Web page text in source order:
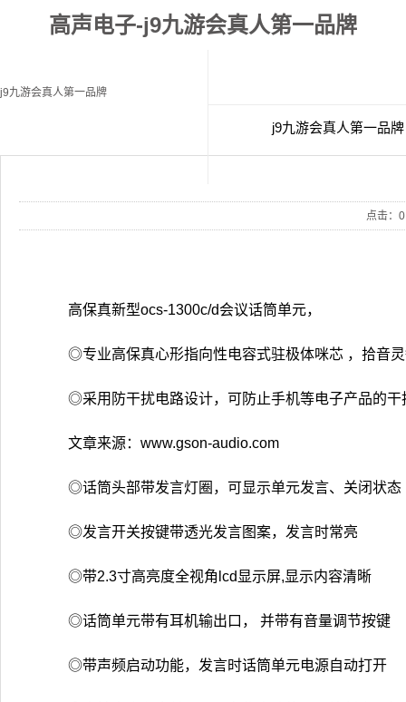
高声电子-j9九游会真人第一品牌
j9九游会真人第一品牌
j9九游会真人第一品牌
点击： 0
高保真新型ocs-1300c/d会议话筒单元，
◎专业高保真心形指向性电容式驻极体咪芯 ，拾音
◎采用防干扰电路设计，可防止手机等电子产品的干
文章来源：www.gson-audio.com
◎话筒头部带发言灯圈，可显示单元发言、关闭状态
◎发言开关按键带透光发言图案，发言时常亮
◎带2.3寸高亮度全视角lcd显示屏,显示内容清晰
◎话筒单元带有耳机输出口， 并带有音量调节按键
◎带声频启动功能，发言时话筒单元电源自动打开